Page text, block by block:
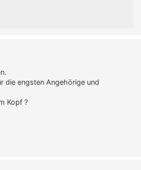
die engsten Angehörige und
Kopf ?